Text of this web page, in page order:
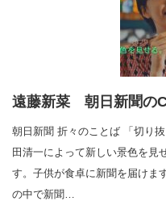
遠藤新菜 朝日新聞の
朝日新聞 折々のことば 「切り
田清一によって新しい景色を見
す。子供が食卓に新聞を届けま
の中で新聞…